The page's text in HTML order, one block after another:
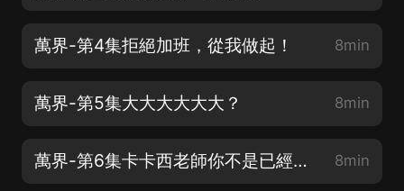
萬界-第4集拒絕加班，從我做起！ 8min
萬界-第5集大大大大大大？ 8min
萬界-第6集卡卡西老師你不是已經死了 8min